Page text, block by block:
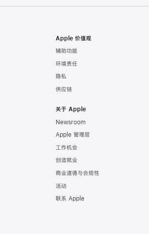
Apple 价值观
辅助功能
环境责任
隐私
供应链
关于 Apple
Newsroom
Apple 管理层
工作机会
创造就业
商业道德与合规性
活动
联系 Apple